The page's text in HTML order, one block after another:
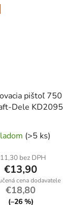
pištoľ 750
Dele KD2095
(>5 ks)
bez DPH
€13,90
€18,80
(–26 %)